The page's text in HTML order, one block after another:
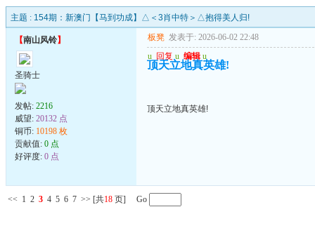
主题 : 154期：新澳门【马到功成】△＜3肖中特＞△抱得美人归!
【南山风铃】
圣骑士
发帖: 2216
威望: 20132 点
铜币: 10198 枚
贡献值: 0 点
好评度: 0 点
板凳 发表于: 2026-06-02 22:48
u 回复 u 编辑 u
顶天立地真英雄!
顶天立地真英雄!
<< 1 2 3 4 5 6 7 >> [共18 页] Go